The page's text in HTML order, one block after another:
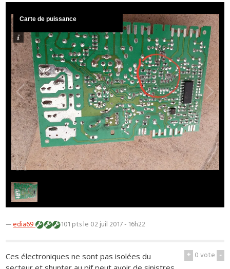
1/1
Carte de puissance
—edia69 101 ptsle 02 juil 2017 - 16h22
+ 0vote -
Ces électroniques ne sont pas isolées du